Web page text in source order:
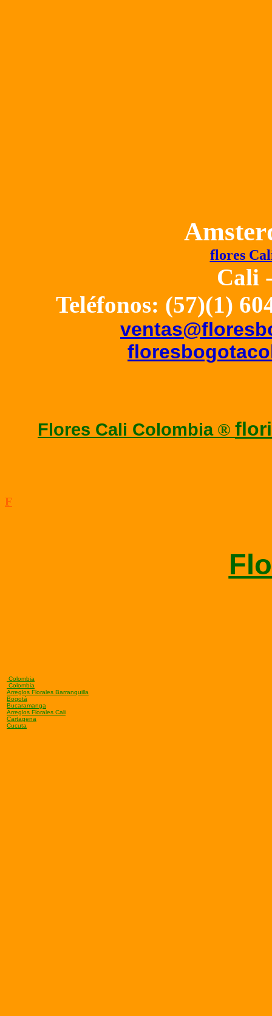
flores
Cali
Teléfonos: (57)(1)
Flores Cali Colombia ®
F
Colombia
Colombia
Arreglos Florales Barranquilla
Bogotá
Bucaramanga
Arreglos Florales Cali
Cartagena
Cucuta